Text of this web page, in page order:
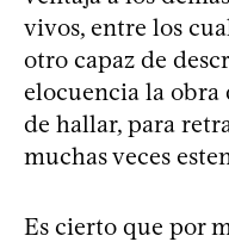
vivos, entre los
otro capaz de
elocuencia la obra
de hallar, para
muchas veces
Es cierto que por